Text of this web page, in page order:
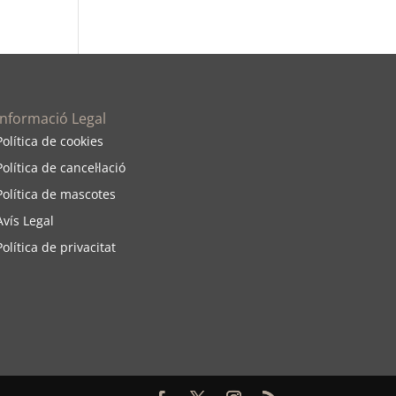
Legal
de cookies
de cancel·lació
de mascotes
Legal
tica de privacitat